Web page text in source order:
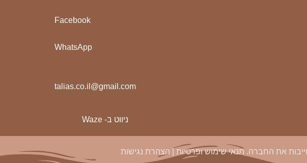
Facebook
WhatsApp
talias.co.il@gmail.com
ניווט ב- Waze
תנאי שימוש ופרטיות הצהרת נגישות